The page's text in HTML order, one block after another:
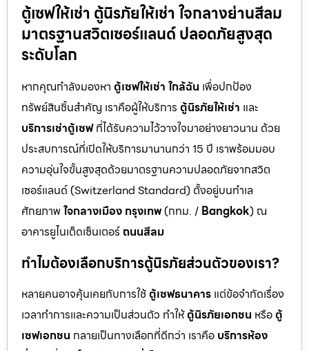
ตู้เซฟให้เช่า ตู้นิรภัยให้เช่า ใจกลางย่านสีลม
มาตรฐานสวิตเซอร์แลนด์ ปลอดภัยสูงสุด
ระดับโลก
หากคุณกำลังมองหา ตู้เซฟให้เช่า ใกล้ฉัน เพื่อปกป้อง
ทรัพย์สินชิ้นสำคัญ เราคือผู้ให้บริการ ตู้นิรภัยให้เช่า และ
บริการเช่าตู้เซฟที่ได้รับความไว้วางใจมาอย่างยาวนาน ด้วย
ประสบการณ์ที่เปิดให้บริการมานานกว่า 15 ปี เราพร้อมมอบ
ความอุ่นใจขั้นสูงสุดด้วยมาตรฐานความปลอดภัยจากสวิต
เซอร์แลนด์ (Switzerland Standard) ตั้งอยู่บนทำเล
ศักยภาพใจกลางเมือง กรุงเทพ(กทม. / Bangkok) ณ
อาคารยูไนเต็ดเซ็นเตอร์ ถนนสีลม
ทำไมต้องเลือกบริการตู้นิรภัยส่วนตัวของเรา?
หลายคนอาจคุ้นเคยกับการใช้ ตู้เซฟธนาคาร แต่ข้อจำกัดเรื่อง
เวลาทำการและความเป็นส่วนตัว ทำให้ตู้นิรภัยเอกชน หรือ ตู้
เซฟเอกชน กลายเป็นทางเลือกที่ดีกว่า เราคือ บริการห้อง